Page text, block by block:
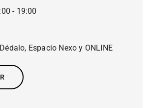
- 19:00
Espacio Nexo y ONLINE